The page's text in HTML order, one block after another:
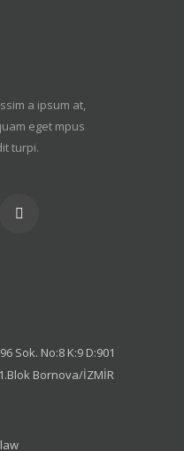
a ipsum at,
eget mpus
turpi.
Sok. No:8 K:9 D:901
Bornova/İZMİR